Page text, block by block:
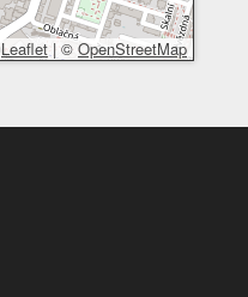
Leaflet | ©OpenStreetMap